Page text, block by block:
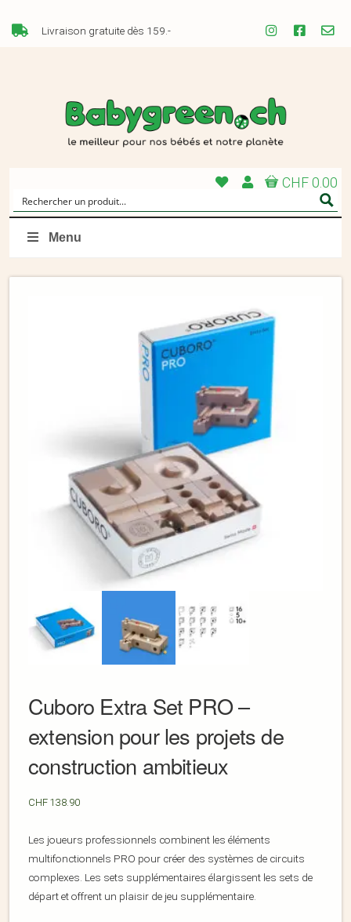
Livraison gratuite dès 159.-
CHF 0.00
Menu
Cuboro Extra Set PRO –
extension pour les projets de
construction ambitieux
CHF 138.90
Les joueurs professionnels combinent les éléments
multifonctionnels PRO pour créer des systèmes de circuits
complexes. Les sets supplémentaires élargissent les sets de
départ et offrent un plaisir de jeu supplémentaire.